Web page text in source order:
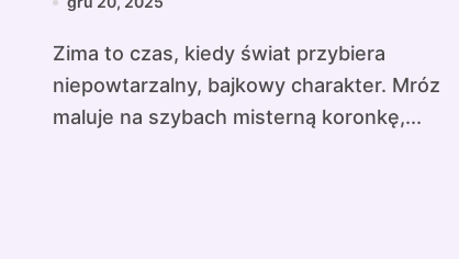
Zima to czas, kiedy świat przybiera
niepowtarzalny, bajkowy charakter. Mróz
maluje na szybach misterną koronkę,...